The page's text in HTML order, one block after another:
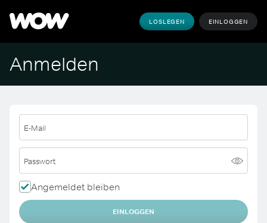
LOSLEGEN EINLOGGEN
Anmelden
E-Mail
Passwort
Angemeldet bleiben
EINLOGGEN